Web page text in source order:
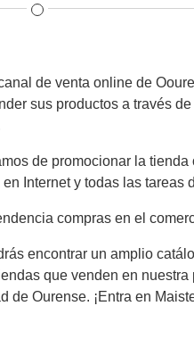
de venta online de
sus productos a través
de promocionar la
Internet y todas las tareas
compras en el
encontrar un amplio
que venden en
de Ourense. ¡Entra en